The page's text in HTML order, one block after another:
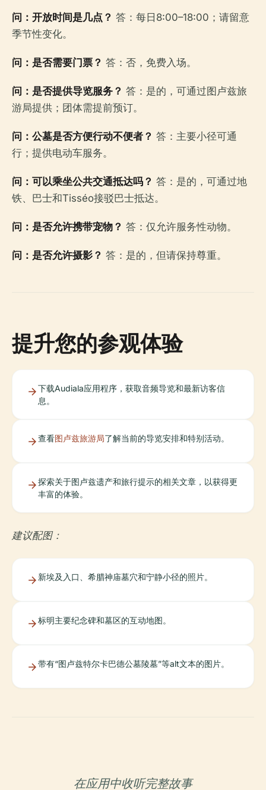
问：开放时间是几点？ 答：每日8:00–18:00；请留意
季节性变化。
问：是否需要门票？ 答：否，免费入场。
问：是否提供导览服务？ 答：是的，可通过图卢兹旅
游局提供；团体需提前预订。
问：公墓是否方便行动不便者？ 答：主要小径可通
行；提供电动车服务。
问：可以乘坐公共交通抵达吗？ 答：是的，可通过地
铁、巴士和Tisséo接驳巴士抵达。
问：是否允许携带宠物？ 答：仅允许服务性动物。
问：是否允许摄影？ 答：是的，但请保持尊重。
提升您的参观体验
下载Audiala应用程序，获取音频导览和最新访客信
息。
查看图卢兹旅游局了解当前的导览安排和特别活动。
探索关于图卢兹遗产和旅行提示的相关文章，以获得更
丰富的体验。
建议配图：
新埃及入口、希腊神庙墓穴和宁静小径的照片。
标明主要纪念碑和墓区的互动地图。
带有“图卢兹特尔卡巴德公墓陵墓”等alt文本的图片。
在应用中收听完整故事